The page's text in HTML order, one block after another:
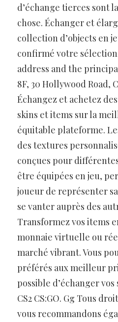
d’échange tierces sont
chose. Échanger et
collection d’objects en
confirmé votre
address and the
8F, 30 Hollywood Road,
Échangez et achetez
skins et items sur la
équitable plateforme.
des textures
conçues pour
être équipées en jeu,
joueur de représenter
se vanter auprès des
Transformez vos items
monnaie virtuelle ou
marché vibrant. Vous
préférés aux meilleur
possible d’échanger
CS2 CS:GO. Gg Tous
vous recommandons